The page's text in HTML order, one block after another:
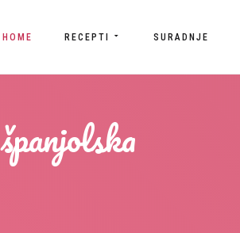
HOME RECEPTI SURADNJE
španjolska